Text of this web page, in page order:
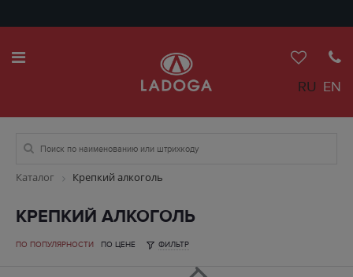
RU EN
Каталог Крепкий алкоголь
КРЕПКИЙ АЛКОГОЛЬ
ПО ПОПУЛЯРНОСТИ ПО ЦЕНЕ ФИЛЬТР